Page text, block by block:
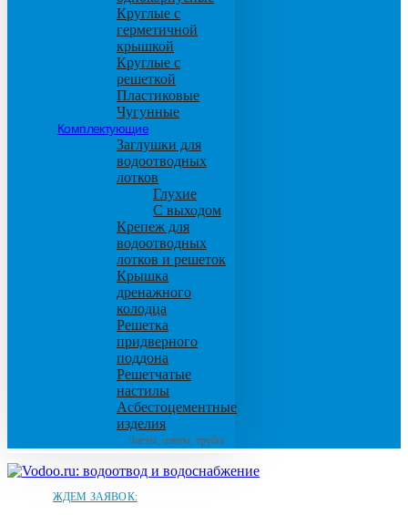
Круглые с
герметичной
крышкой
Круглые с
решеткой
Пластиковые
Чугунные
Комплектующие
Заглушки для
водоотводных
лотков
Глухие
С выходом
Крепеж для
водоотводных
лотков и решеток
Крышка
дренажного
колодца
Решетка
придверного
поддона
Решетчатые
настилы
Асбестоцементные
изделия
Листы, плиты, трубы
ЖДЕМ ЗАЯВОК: